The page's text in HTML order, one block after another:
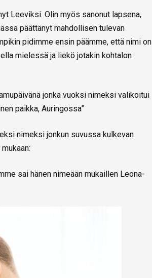
Leeviksi. Olin myös sanonut lapsena,
päättänyt mahdollisen tulevan
pidimme ensin päämme, että nimi on
mielessä ja liekö jotakin kohtalon
jonka vuoksi nimeksi valikoitui
paikka, Auringossa”
nimeksi jonkun suvussa kulkevan
sai hänen nimeään mukaillen Leona-